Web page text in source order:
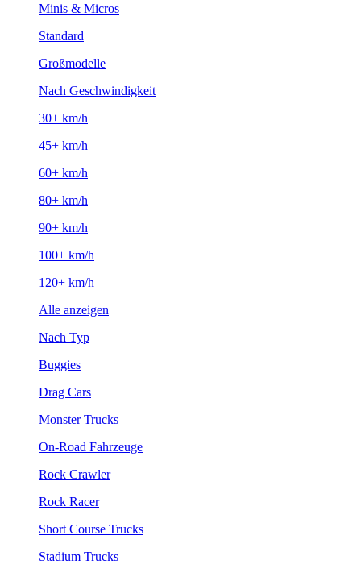
Minis & Micros
Standard
Großmodelle
Nach Geschwindigkeit
30+ km/h
45+ km/h
60+ km/h
80+ km/h
90+ km/h
100+ km/h
120+ km/h
Alle anzeigen
Nach Typ
Buggies
Drag Cars
Monster Trucks
On-Road Fahrzeuge
Rock Crawler
Rock Racer
Short Course Trucks
Stadium Trucks